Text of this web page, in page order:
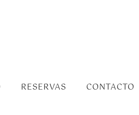
RESERVAS CONTACTO